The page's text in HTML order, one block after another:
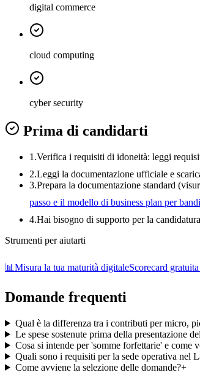
digital commerce
cloud computing
cyber security
Prima di candidarti
1.Verifica i requisiti di idoneità: leggi
2.Leggi la documentazione ufficiale e
3.Prepara la documentazione standard
passo e il modello di business plan per bandi
4.Hai bisogno di supporto per la
Strumenti per aiutarti
📊 Misura la tua maturità digitaleScorecard
Domande frequenti
Qual è la differenza tra i contributi per micro,
Le spese sostenute prima della presentazione
Cosa si intende per 'somme forfettarie' e come
Quali sono i requisiti per la sede operativa nel
Come avviene la selezione delle domande?+